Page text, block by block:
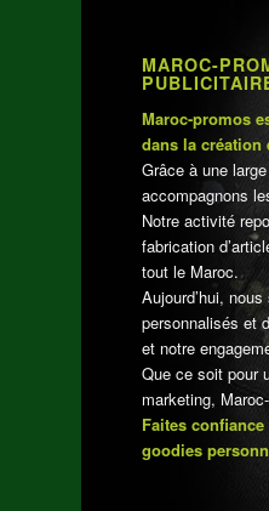
MAROC-
Maroc-promos
dans la
Grâce à une
accompagnons
Notre activité
fabrication
tout le Maroc.
Aujourd’hui,
personnalisés et
et notre
Que ce soit pour
marketing,
Faites
goodies